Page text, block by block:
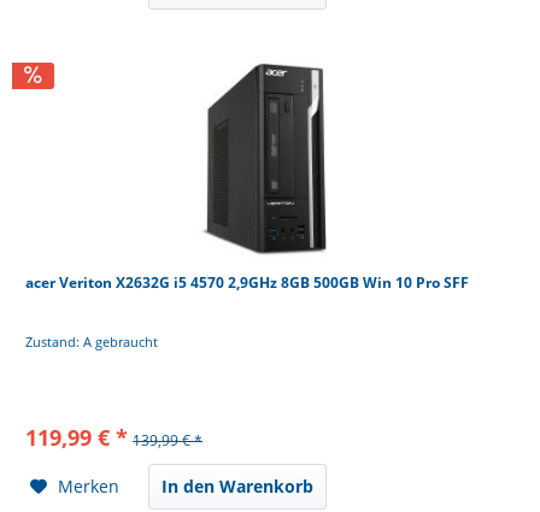
acer Veriton X2632G i5 4570 2,9GHz 8GB 500GB Win 10 Pro SFF
Zustand: A gebraucht
119,99 € * 139,99 € *
Merken In den Warenkorb